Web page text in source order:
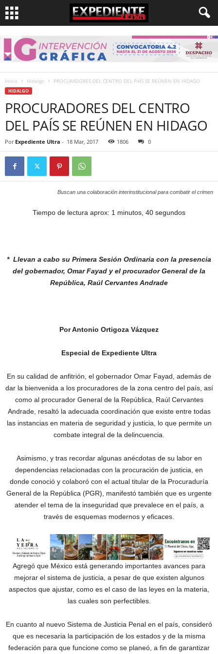
Inicio Hidalgo PROCURADORES DEL CENTRO DEL PAÍS SE REÚNEN EN HIDAGO
HIDALGO
PROCURADORES DEL CENTRO
DEL PAÍS SE REÚNEN EN HIDAGO
Por Expediente Ultra - 18 Mar, 2017 1806 0
Buscan una colaboración interinstitucional para combatir el crimen
Tiempo de lectura aprox: 1 minutos, 40 segundos
* Llevan a cabo su Primera Sesión Ordinaria con la presencia
del gobernador, OmarFayad y el procurador General de la
República, Raúl Cervantes Andrade
Por Antonio Ortigoza Vázquez
Especial de Expediente Ultra
En su calidad de anfitrión, el gobernador Omar Fayad, además de
dar la bienvenida a los procuradores de la zona centro del país, así
como al procurador General de la República, Raúl Cervantes
Andrade, resaltó la adecuada coordinación que existe entre todas
las instancias en materia de seguridad y justicia, lo que permite un
combate integral de la delincuencia.
Asimismo, y tras recordar algunas anécdotas de su labor en
dependencias relacionadas con la procuración de justicia, en
donde conoció y colaboró con el actual titular de la Procuraduría
General de la República (PGR), manifestó también que es urgente
atender el tema de la inseguridad que prevalece en el país, a
través de esquemas modernos y eficaces.
Agregó que México está generando importantes avances para
mejorar el sistema de justicia, a pesar de que existen algunos
aspectos que ajustar, como es el caso de las leyes en la materia,
las cuales son perfectibles.
En cuanto al nuevo Sistema de Justicia Penal en el país, consideró
que es necesaria la participación de los estados y de la misma
federación para que funcione como se planeó, a fin de garantizar